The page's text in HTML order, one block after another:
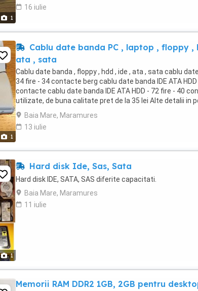
1
16 iulie
1
Cablu date banda PC , laptop , floppy ,
ata , sata
Cablu date banda , floppy , hdd , ide , ata , sata cablu
34 fire - 34 contacte berg cablu date banda IDE ATA
contacte cablu date banda IDE ATA HDD - 72 fire - 40
utilizate, de buna calitate pret de la 35 lei Alte detalii in
...
Baia Mare, Maramures
13 iulie
1
Hard disk Ide, Sas, Sata
Hard disk IDE, SATA, SAS diferite capacitati.
Baia Mare, Maramures
11 iulie
Memorii RAM DDR2 1GB, 2GB pentru